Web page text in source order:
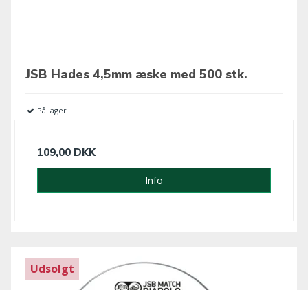
JSB Hades 4,5mm æske med 500 stk.
På lager
109,00 DKK
Info
Udsolgt